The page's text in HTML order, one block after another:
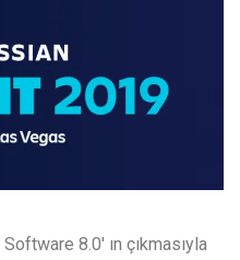
8.0′ ın çıkmasıyla